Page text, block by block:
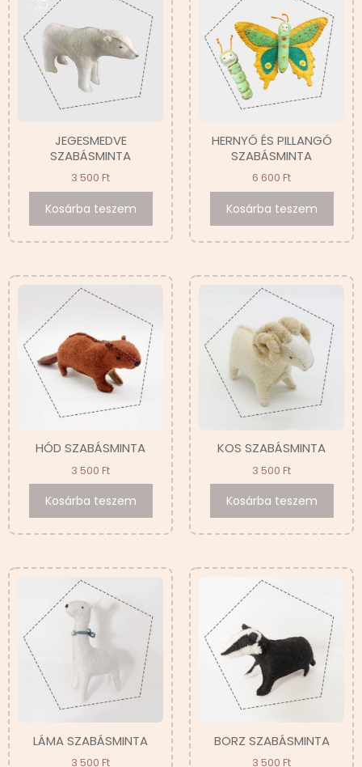
JEGESMEDVE
SZABÁSMINTA
3 500 Ft
Kosárba teszem
HERNYÓ ÉS PILLANGÓ
SZABÁSMINTA
6 600 Ft
Kosárba teszem
HÓD SZABÁSMINTA
3 500 Ft
Kosárba teszem
KOS SZABÁSMINTA
3 500 Ft
Kosárba teszem
LÁMA SZABÁSMINTA
3 500 Ft
BORZ SZABÁSMINTA
3 500 Ft